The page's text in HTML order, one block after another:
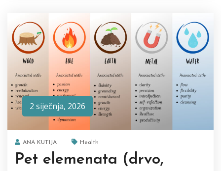
2 siječnja, 2026
ANA KUTIJA Health
Pet elemenata (drvo,